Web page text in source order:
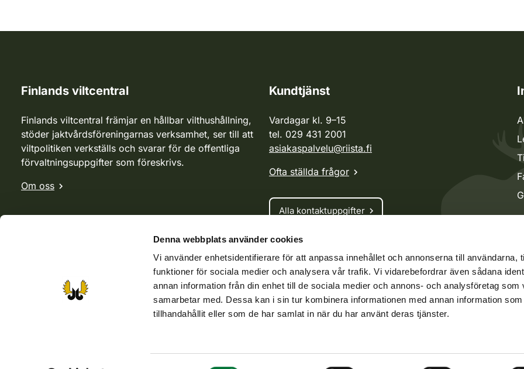
Denna webbplats använder cookies
Vi använder enhetsidentifierare för att anpassa innehållet och annonserna till användarna,
funktioner för sociala medier och analysera vår trafik. Vi vidarebefordrar även sådana
annan information från din enhet till de sociala medier och annons- och analysföretag som
samarbetar med. Dessa kan i sin tur kombinera informationen med annan information
tillhandahållit eller som de har samlat in när du har använt deras tjänster.
Finlands viltcentral
Finlands viltcentral främjar en hållbar vilthushållning,
stöder jaktvårdsföreningarnas verksamhet, ser till att
viltpolitiken verkställs och svarar för de offentliga
förvaltningsuppgifter som föreskrivs.
Om oss
Kundtjänst
Vardagar kl. 9–15
tel. 029 431 2001
asiakaspalvelu@riista.fi
Ofta ställda frågor
Alla kontaktuppgifter
Jaktkort
Oma riista -tjänsten
Ansökan om licenser och dispenser